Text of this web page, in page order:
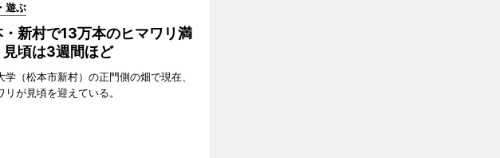
遊ぶ
新村で13万本のヒマワリ満
頃は3週間ほど
学（松本市新村）の正門側の畑で現在、
リが見頃を迎えている。